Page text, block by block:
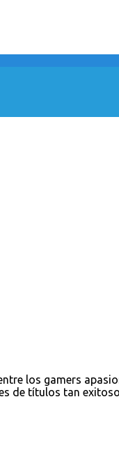
los gamers
de títulos tan